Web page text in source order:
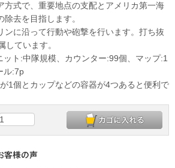
式で、重要地点の支配とアメリカ第一海
去を目指します。
に沿って行動や砲撃を行います。打ち抜
しています。
ト:中隊規模、カウンター:99個、マップ:1
ル:7p
1個とカップなどの容器が4つあると便利で